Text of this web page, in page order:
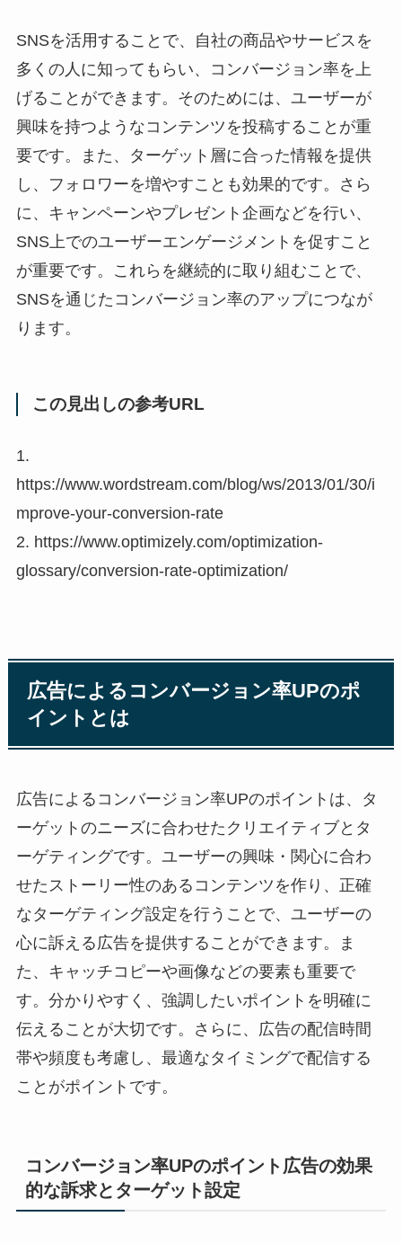
SNSを活用することで、自社の商品やサービスを
多くの人に知ってもらい、コンバージョン率を上
げることができます。そのためには、ユーザーが
興味を持つようなコンテンツを投稿することが重
要です。また、ターゲット層に合った情報を提供
し、フォロワーを増やすことも効果的です。さら
に、キャンペーンやプレゼント企画などを行い、
SNS上でのユーザーエンゲージメントを促すこと
が重要です。これらを継続的に取り組むことで、
SNSを通じたコンバージョン率のアップにつなが
ります。
この見出しの参考URL
1.
https://www.wordstream.com/blog/ws/2013/01/30/i
mprove-your-conversion-rate
2. https://www.optimizely.com/optimization-
glossary/conversion-rate-optimization/
広告によるコンバージョン率UPのポ
イントとは
広告によるコンバージョン率UPのポイントは、タ
ーゲットのニーズに合わせたクリエイティブとタ
ーゲティングです。ユーザーの興味・関心に合わ
せたストーリー性のあるコンテンツを作り、正確
なターゲティング設定を行うことで、ユーザーの
心に訴える広告を提供することができます。ま
た、キャッチコピーや画像などの要素も重要で
す。分かりやすく、強調したいポイントを明確に
伝えることが大切です。さらに、広告の配信時間
帯や頻度も考慮し、最適なタイミングで配信する
ことがポイントです。
コンバージョン率UPのポイント広告の効果
的な訴求とターゲット設定